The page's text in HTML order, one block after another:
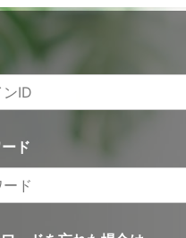
ド